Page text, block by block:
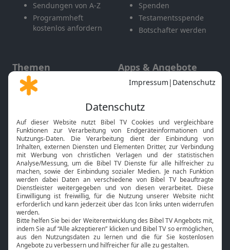
Sendungen von A-Z
Programmheft
kostenlos anfordern
Spenden
Testamentsspende
Botschafter werden
Themen
Gott und Bibel erklärt
Neuigkeiten
Apps & Angebote
Mobile App
Smart TV
HbbTV
Bibelthek Online-Bibel
Nächster Gottesdienst
Bibel TV
Über uns
Jobs
Service
Kontakt
TV-Empfang